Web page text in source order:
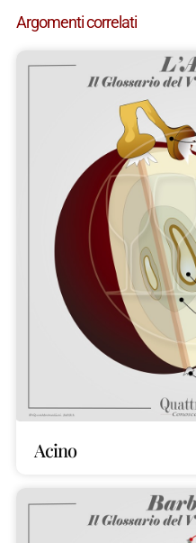
Argomenti correlati
Acino